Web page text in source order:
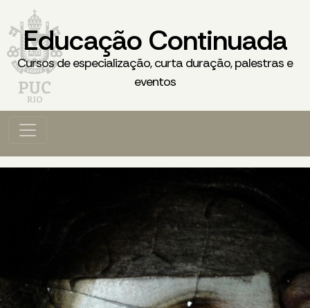
Educação Continuada
Cursos de especialização, curta duração, palestras e
eventos